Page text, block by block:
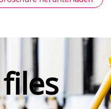
files